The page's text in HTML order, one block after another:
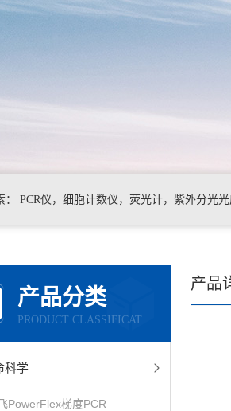
PCR仪，细胞计数仪，荧光计，紫外分光
产品分类
PRODUCT CLASSIFICATION
科学
PowerFlex梯度PCR
产品